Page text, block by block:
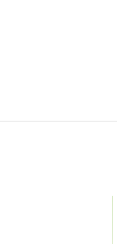
10мм., для
Полки у